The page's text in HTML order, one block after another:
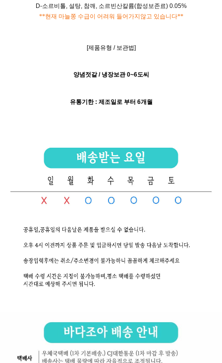
D-소르비톨, 설탕, 참깨, 소르빈산칼륨(합성보존료) 0.05%
**현재 마늘쫑 수급이 어려워 들어가지않고 있습니다**
[제품유형 / 보관법]
양념젓갈 / 냉장보관 0~6도씨
유통기한 : 제조일로 부터 6개월